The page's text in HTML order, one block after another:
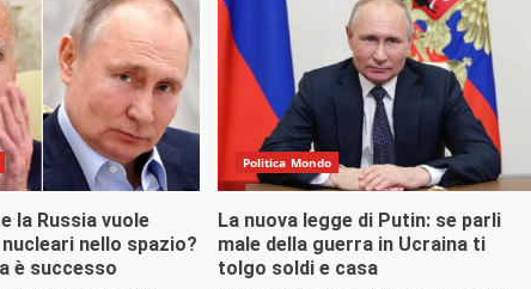
la Russia vuole
nello spazio?
è successo
Politica Mondo
La nuova legge di Putin: se parli
male della guerra in Ucraina ti
tolgo soldi e casa